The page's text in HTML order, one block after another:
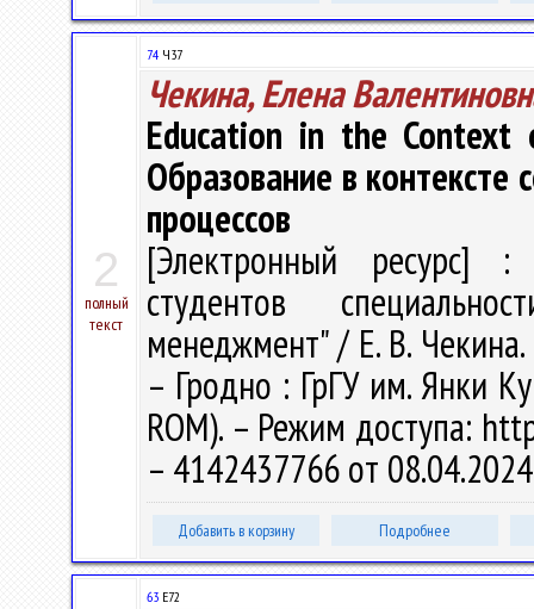
2
полный
текст
74 Ч37
Чекина, Елена
Education in the Context
Образование в контексте
процессов
[Электронный ресурс] :
студентов
менеджмент" / Е. В.
– Гродно : ГрГУ им. Янки
ROM). – Режим доступа:
– 4142437766 от
Добавить в корзину Подробнее
63 Е72